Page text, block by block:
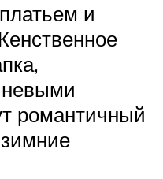
и
романтичный